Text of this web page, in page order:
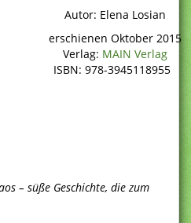
Autor: Elena Losian
erschienen Oktober 2015
Verlag: MAIN Verlag
ISBN: 978-3945118955
– süße Geschichte, die zum